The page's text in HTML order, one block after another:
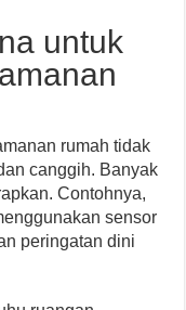
untuk
rumah tidak
canggih. Banyak
Contohnya,
sensor
peringatan dini